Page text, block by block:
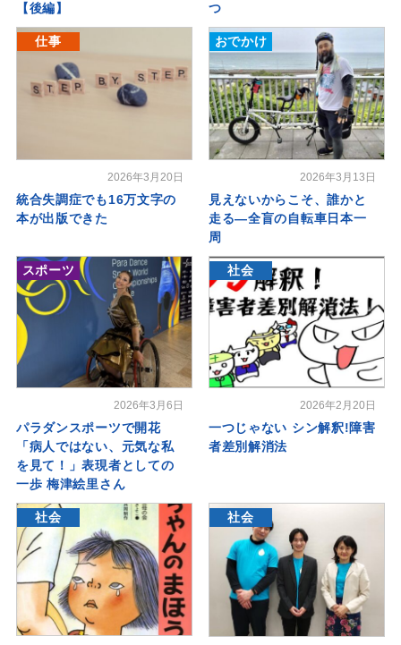
【後編】
つ
仕事
2026年3月20日
統合失調症でも16万文字の
本が出版できた
おでかけ
2026年3月13日
見えないからこそ、誰かと
走る―全盲の自転車日本一
周
スポーツ
2026年3月6日
パラダンスポーツで開花
「病人ではない、元気な私
を見て！」表現者としての
一歩 梅津絵里さん
社会
2026年2月20日
一つじゃない シン解釈!障害
者差別解消法
社会 社会